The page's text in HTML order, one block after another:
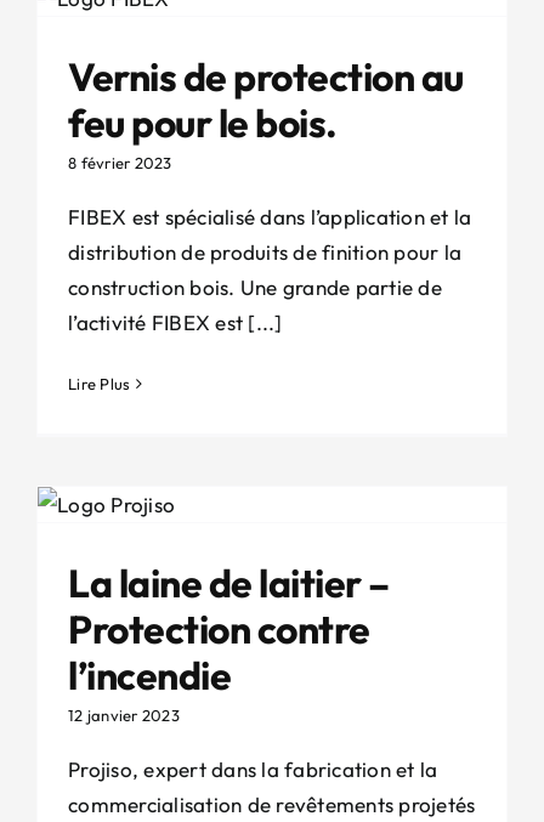
Vernis de protection au
feu pour le bois.
8 février 2023
FIBEX est spécialisé dans l’application et la
distribution de produits de finition pour la
construction bois. Une grande partie de
l’activité FIBEX est [...]
Lire Plus
La laine de laitier –
Protection contre
l’incendie
12 janvier 2023
Projiso, expert dans la fabrication et la
commercialisation de revêtements projetés